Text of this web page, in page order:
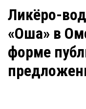
ЗАКОН
Ликёро-
«Оша» в
форме